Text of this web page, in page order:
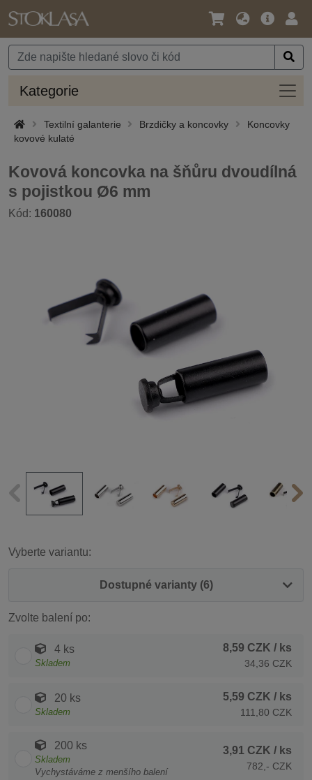
Jazyk
Měna
Hlavní
Kategorie
Textilní galanterie Brzdičky a koncovky
Koncovky
kovové kulaté
Kovová koncovka na šňůru dvoudílná
s pojistkou Ø6 mm
Kód: 160080
Vyberte variantu:
Dostupné varianty (6)
Zvolte balení po:
4 ks
Skladem
8,59 CZK / ks
34,36 CZK
20 ks
Skladem
5,59 CZK / ks
111,80 CZK
200 ks
Skladem
Vychystáváme z menšího balení
3,91 CZK / ks
782,- CZK